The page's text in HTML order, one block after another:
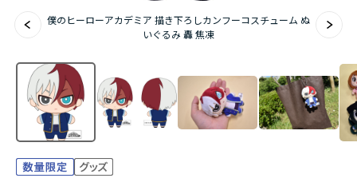
『ふつつかな悪女ではございますが ～雛宮蝶鼠と
僕のヒーローアカデミア 描き下ろしカンフーコスチューム ぬ
いぐるみ 轟 焦凍